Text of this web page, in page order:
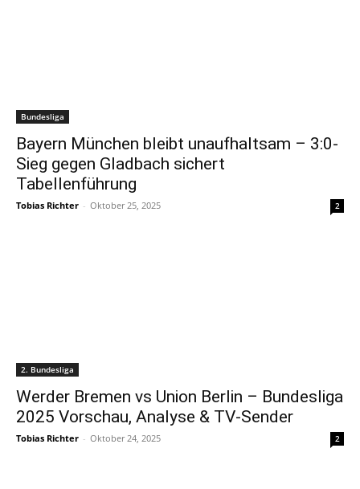
Bundesliga
Bayern München bleibt unaufhaltsam – 3:0-
Sieg gegen Gladbach sichert
Tabellenführung
Tobias Richter - Oktober 25, 2025 2
2. Bundesliga
Werder Bremen vs Union Berlin – Bundesliga
2025 Vorschau, Analyse & TV-Sender
Tobias Richter - Oktober 24, 2025 2